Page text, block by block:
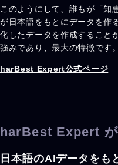
このようにして、誰もが「知
が日本語をもとにデータを作
化したデータを作成すること
強みであり、最大の特徴です。
harBest Expert公式ページ
harBest Expert
日本語のAIデータをも